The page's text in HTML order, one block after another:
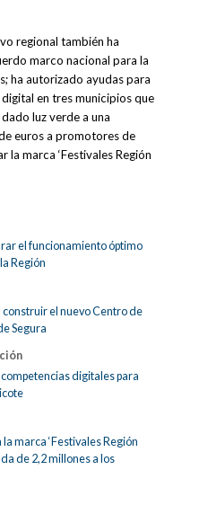
regional también ha
marco nacional para la
ha autorizado ayudas para
en tres municipios que
luz verde a una
euros a promotores de
la marca ‘Festivales Región
el funcionamiento óptimo
Región
el nuevo Centro de
Segura
digitales para
marca ‘Festivales Región
de 2,2 millones a los